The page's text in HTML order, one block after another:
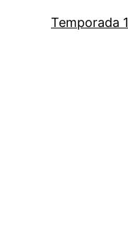
Temporada 1